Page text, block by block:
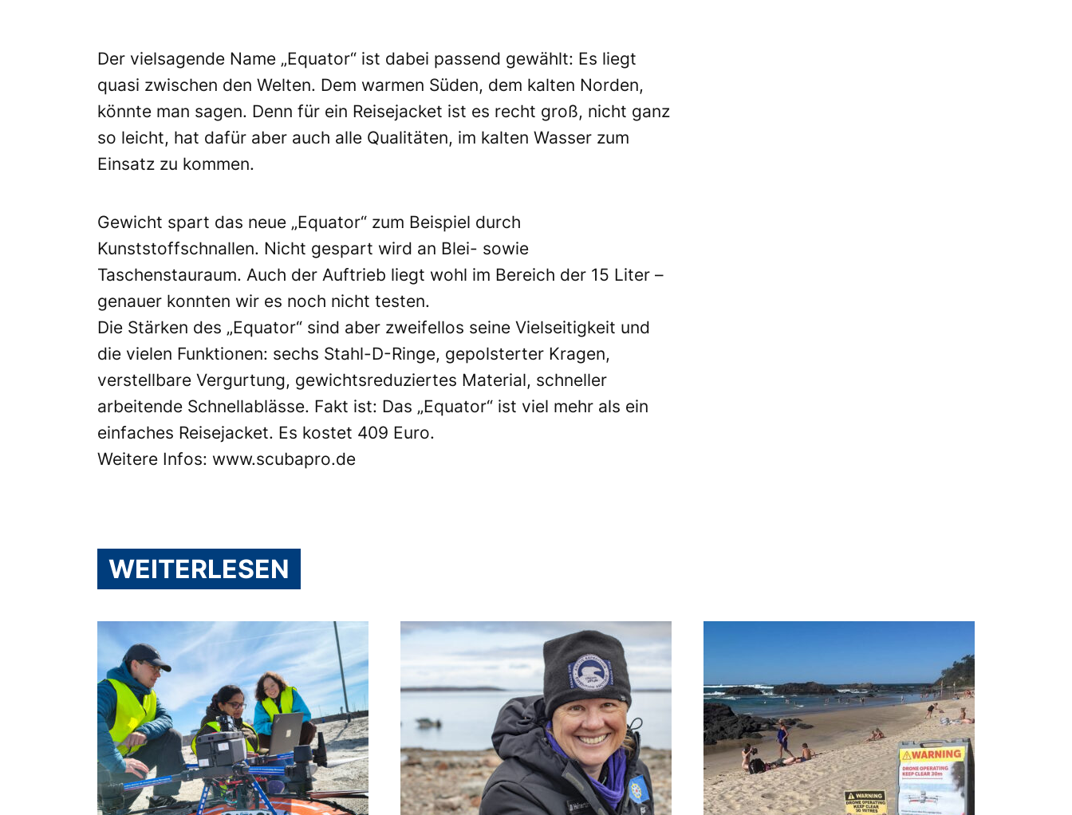
Der vielsagende Name „Equator“ ist dabei passend gewählt: Es liegt
quasi zwischen den Welten. Dem warmen Süden, dem kalten Norden,
könnte man sagen. Denn für ein Reisejacket ist es recht groß, nicht ganz
so leicht, hat dafür aber auch alle Qualitäten, im kalten Wasser zum
Einsatz zu kommen.
Gewicht spart das neue „Equator“ zum Beispiel durch
Kunststoffschnallen. Nicht gespart wird an Blei- sowie
Taschenstauraum. Auch der Auftrieb liegt wohl im Bereich der 15 Liter –
genauer konnten wir es noch nicht testen.
Die Stärken des „Equator“ sind aber zweifellos seine Vielseitigkeit und
die vielen Funktionen: sechs Stahl-D-Ringe, gepolsterter Kragen,
verstellbare Vergurtung, gewichtsreduziertes Material, schneller
arbeitende Schnellablässe. Fakt ist: Das „Equator“ ist viel mehr als ein
einfaches Reisejacket. Es kostet 409 Euro.
Weitere Infos: www.scubapro.de
WEITERLESEN